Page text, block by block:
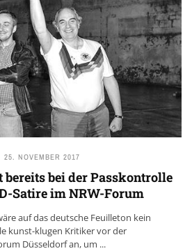
25. NOVEMBER 2017
bei der Passkontrolle
Satire im NRW-Forum
auf das deutsche Feuilleton kein
kunst-klugen Kritiker vor der
Düsseldorf an, um ...